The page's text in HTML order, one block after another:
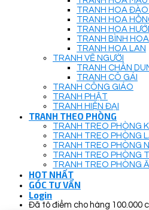
TRANH HOA ĐÀO
TRANH HOA
TRANH HOA
TRANH BÌNH HOA
TRANH HOA LAN
TRANH VẼ NGƯỜI
TRANH CHÂN
TRANH CÔ GÁI
TRANH CÔNG GIÁO
TRANH PHẬT
TRANH HIỆN ĐẠI
TRANH THEO PHÒNG
TRANH TREO PHÒNG
TRANH TREO PHÒNG
TRANH TREO PHÒNG
TRANH TREO PHÒNG
TRANH TREO PHÒNG
HOT NHẤT
GÓC TƯ VẤN
Login
Đã tô điểm cho hàng 100.000